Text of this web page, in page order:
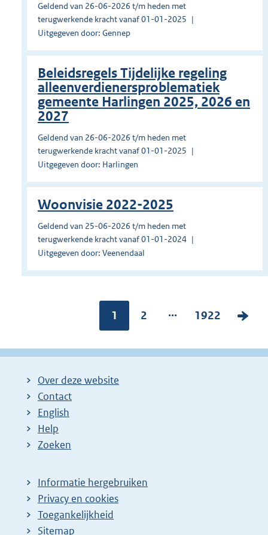
Geldend van 26-06-2026 t/m heden met
terugwerkende kracht vanaf 01-01-2025
Uitgegeven door: Gennep
Beleidsregels Tijdelijke regeling
alleenverdienersproblematiek
gemeente Harlingen 2025, 2026 en
2027
Geldend van 26-06-2026 t/m heden met
terugwerkende kracht vanaf 01-01-2025
Uitgegeven door: Harlingen
Woonvisie 2022-2025
Geldend van 25-06-2026 t/m heden met
terugwerkende kracht vanaf 01-01-2024
Uitgegeven door: Veenendaal
Pagina:
1
P
g
2 ...
P
g
1922
V
l
Over deze website
Contact
English
Help
Zoeken
Informatie hergebruiken
Privacy en cookies
Toegankelijkheid
Sitemap